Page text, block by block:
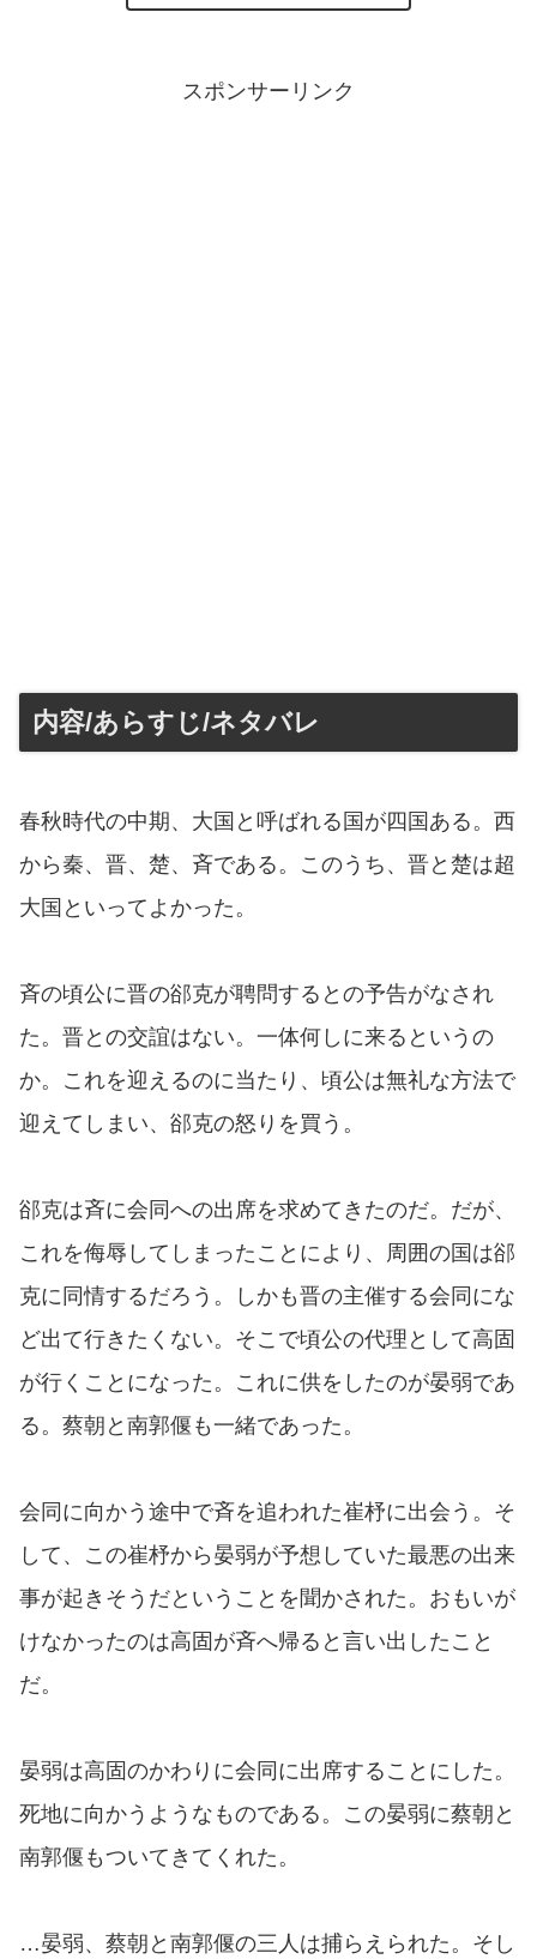
スポンサーリンク
内容/あらすじ/ネタバレ
春秋時代の中期、大国と呼ばれる国が四国ある。西
から秦、晋、楚、斉である。このうち、晋と楚は超
大国といってよかった。
斉の頃公に晋の郤克が聘問するとの予告がなされ
た。晋との交誼はない。一体何しに来るというの
か。これを迎えるのに当たり、頃公は無礼な方法で
迎えてしまい、郤克の怒りを買う。
郤克は斉に会同への出席を求めてきたのだ。だが、
これを侮辱してしまったことにより、周囲の国は郤
克に同情するだろう。しかも晋の主催する会同にな
ど出て行きたくない。そこで頃公の代理として高固
が行くことになった。これに供をしたのが晏弱であ
る。蔡朝と南郭偃も一緒であった。
会同に向かう途中で斉を追われた崔杼に出会う。そ
して、この崔杼から晏弱が予想していた最悪の出来
事が起きそうだということを聞かされた。おもいが
けなかったのは高固が斉へ帰ると言い出したこと
だ。
晏弱は高固のかわりに会同に出席することにした。
死地に向かうようなものである。この晏弱に蔡朝と
南郭偃もついてきてくれた。
…晏弱、蔡朝と南郭偃の三人は捕らえられた。そし